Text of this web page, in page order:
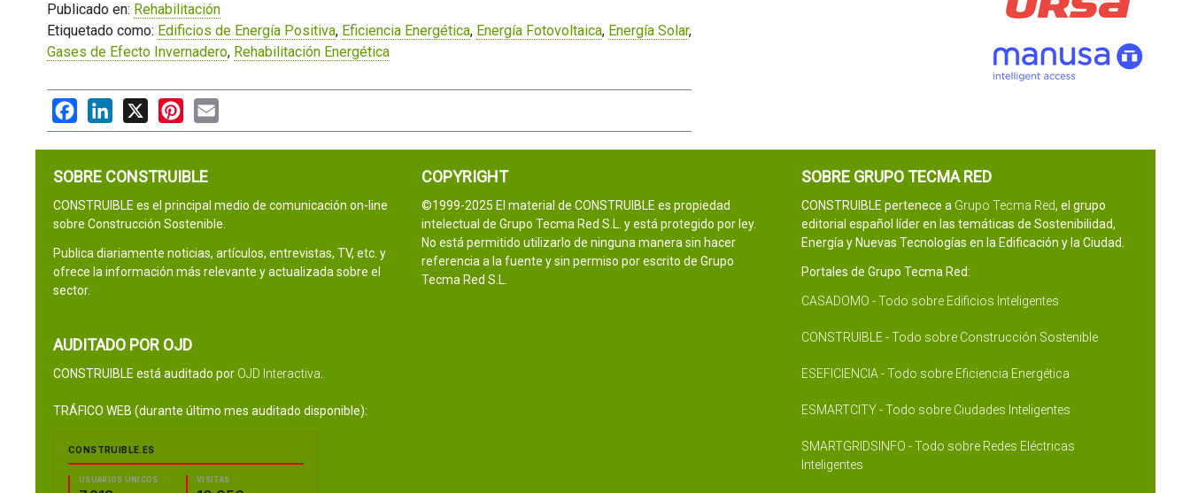
Publicado en: Rehabilitación
Etiquetado como: Edificios de Energía Positiva, Eficiencia Energética, Energía Fotovoltaica, Energía Solar,
Gases de Efecto Invernadero, Rehabilitación Energética
FacebookLinkedIn
X PinterestEmail
SOBRE CONSTRUIBLE
CONSTRUIBLE es el principal medio de comunicación on-line
sobre Construcción Sostenible.
Publica diariamente noticias, artículos, entrevistas, TV, etc. y
ofrece la información más relevante y actualizada sobre el
sector.
AUDITADO POR OJD
CONSTRUIBLE está auditado por OJD Interactiva
TRÁFICO WEB (durante último mes auditado disponible):
COPYRIGHT
©1999-2025 El material de CONSTRUIBLE es propiedad
intelectual de Grupo Tecma Red S.L. y está protegido por ley.
No está permitido utilizarlo de ninguna manera sin hacer
referencia a la fuente y sin permiso por escrito de Grupo
Tecma Red S.L.
SOBRE GRUPO TECMA RED
CONSTRUIBLE pertenece a Grupo Tecma Red, el grupo
editorial español líder en las temáticas de Sostenibilidad,
Energía y Nuevas Tecnologías en la Edificación y la Ciudad.
Portales de Grupo Tecma Red:
CASADOMO - Todo sobre Edificios Inteligentes
CONSTRUIBLE - Todo sobre Construcción Sostenible
ESEFICIENCIA - Todo sobre Eficiencia Energética
ESMARTCITY - Todo sobre Ciudades Inteligentes
SMARTGRIDSINFO - Todo sobre Redes Eléctricas
Inteligentes